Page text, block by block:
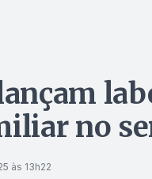
no
às 13h22